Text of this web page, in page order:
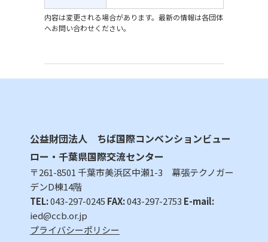
内容は変更される場合があります。最新の情報は各団体
へお問い合わせください。
公益財団法人 ちば国際コンベンションビュー
ロー・千葉県国際交流センター
〒261-8501 千葉市美浜区中瀬1-3 幕張テクノガー
デンD棟14階
TEL:043-297-0245 FAX:043-297-2753 E-mail:
ied@ccb.or.jp
プライバシーポリシー